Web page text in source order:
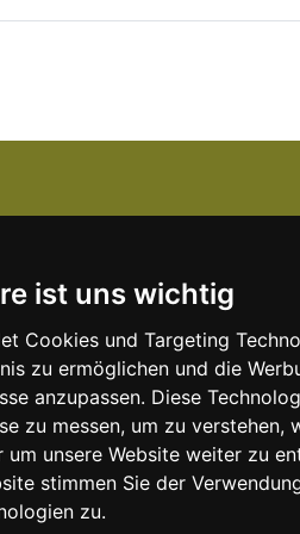
ist uns wichtig
Cookies und Targeting
zu ermöglichen und die
anzupassen. Diese
zu messen, um zu verstehen,
um unsere Website weiter zu
stimmen Sie der
zu.
Kanzlei-Job Blog
Unser Team
Unserer
Kontakt zu uns
Kooperationspartner